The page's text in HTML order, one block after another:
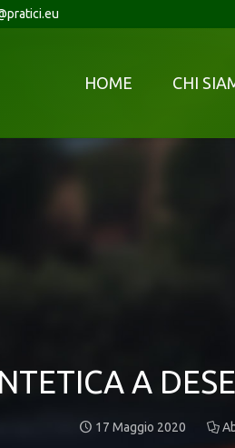
HOME CHI
A
17 Maggio 2020